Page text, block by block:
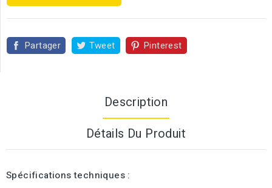
Partager Tweet Pinterest
Description
Détails Du Produit
Spécifications techniques :